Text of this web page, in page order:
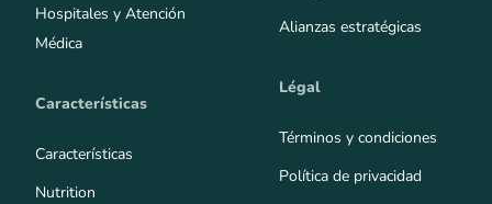
Hospitales y Atención
Médica
Características
Características
Nutrition
Alianzas estratégicas
Légal
Términos y condiciones
Política de privacidad